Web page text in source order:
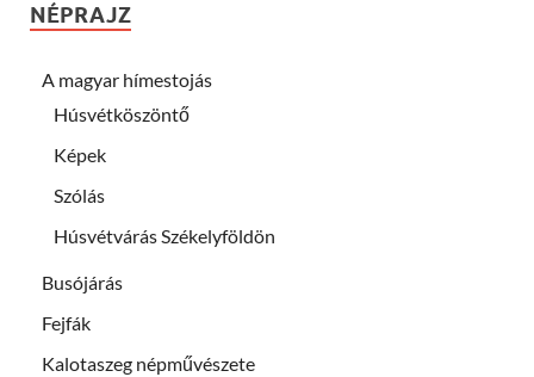
NÉPRAJZ
A magyar hímestojás
Húsvétköszöntő
Képek
Szólás
Húsvétvárás Székelyföldön
Busójárás
Fejfák
Kalotaszeg népművészete